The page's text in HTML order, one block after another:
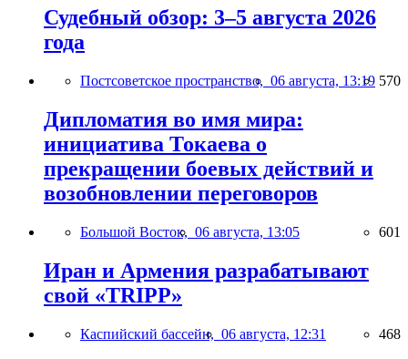
Судебный обзор: 3–5 августа 2026
года
Постсоветское пространство, 06 августа, 13:19 570
Дипломатия во имя мира:
инициатива Токаева о
прекращении боевых действий и
возобновлении переговоров
Большой Восток, 06 августа, 13:05 601
Иран и Армения разрабатывают
свой «TRIPP»
Каспийский бассейн, 06 августа, 12:31 468